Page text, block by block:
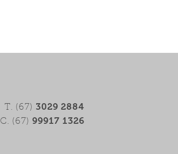
T. (67) 3029 2884
C. (67) 99917 1326